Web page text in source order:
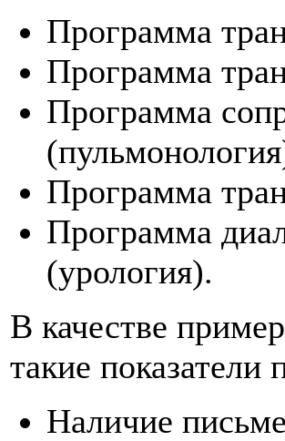
Программа
Программа
Программа
Программа
Программа
(урология).
В качестве
такие показатели
Наличие